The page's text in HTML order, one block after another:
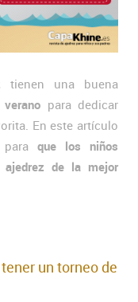
tienen una buena
para dedicar
En este artículo
que los niños
de la mejor
un torneo de